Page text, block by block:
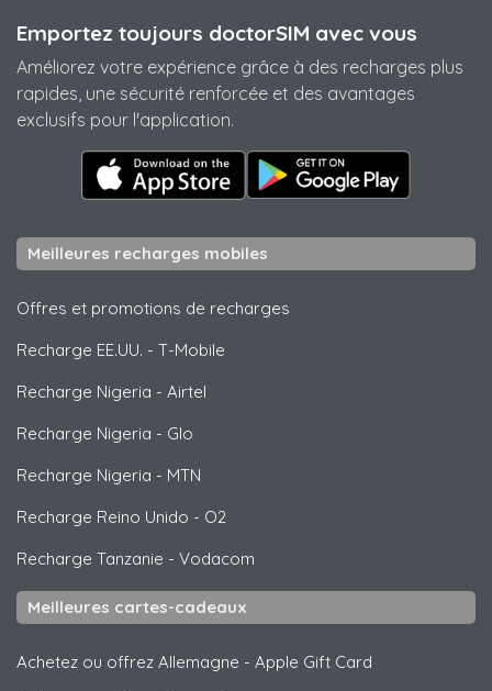
Emportez toujours doctorSIM avec vous
Améliorez votre expérience grâce à des recharges plus
rapides, une sécurité renforcée et des avantages
exclusifs pour l'application.
Meilleures recharges mobiles
Offres et promotions de recharges
Recharge EE.UU. - T-Mobile
Recharge Nigeria - Airtel
Recharge Nigeria - Glo
Recharge Nigeria - MTN
Recharge Reino Unido - O2
Recharge Tanzanie - Vodacom
Meilleures cartes-cadeaux
Achetez ou offrez Allemagne - Apple Gift Card